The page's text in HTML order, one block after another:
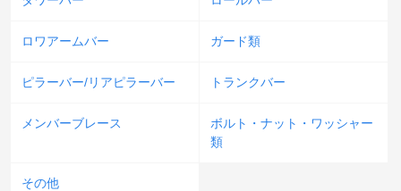
ロワアームバー ガード類
ピラーバー/リアピラーバー トランクバー
メンバーブレース
ボルト・ナット・ワッシャー
類
その他